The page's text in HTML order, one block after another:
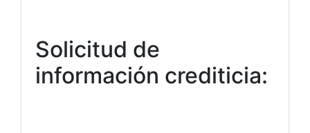
Solicitud de
información crediticia: